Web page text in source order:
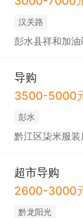
汉关路
彭水县祥和加油
导购
3500-5000
彭水
黔江区柒米服装
超市导购
2600-3000
黔龙阳光